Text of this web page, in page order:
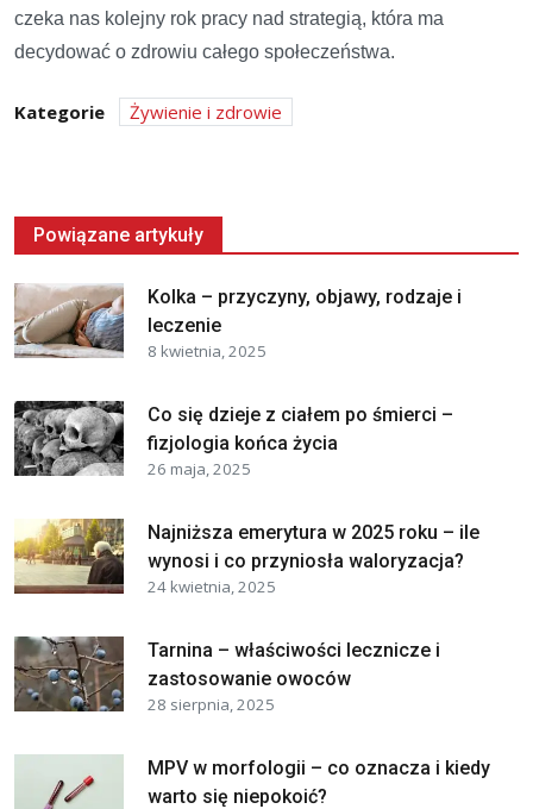
czeka nas kolejny rok pracy nad strategią, która ma
decydować o zdrowiu całego społeczeństwa.
Kategorie Żywienie i zdrowie
Powiązane artykuły
Kolka – przyczyny, objawy, rodzaje i
leczenie
8 kwietnia, 2025
Co się dzieje z ciałem po śmierci –
fizjologia końca życia
26 maja, 2025
Najniższa emerytura w 2025 roku – ile
wynosi i co przyniosła waloryzacja?
24 kwietnia, 2025
Tarnina – właściwości lecznicze i
zastosowanie owoców
28 sierpnia, 2025
MPV w morfologii – co oznacza i kiedy
warto się niepokoić?